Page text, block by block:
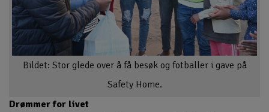
Bildet: Stor glede over å få besøk og fotballer i gave på
Safety Home.
Drømmer for livet